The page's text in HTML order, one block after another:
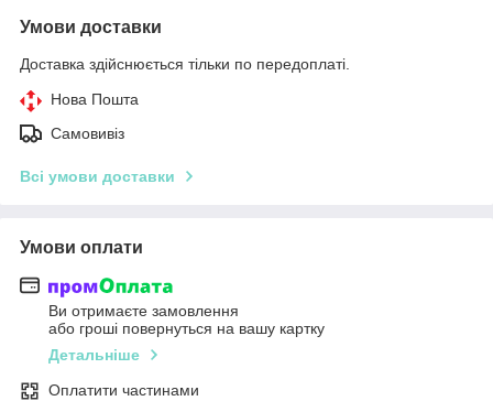
Умови доставки
Доставка здійснюється тільки по передоплаті.
Нова Пошта
Самовивіз
Всі умови доставки
Умови оплати
Ви отримаєте замовлення
або гроші повернуться на вашу картку
Детальніше
Оплатити частинами